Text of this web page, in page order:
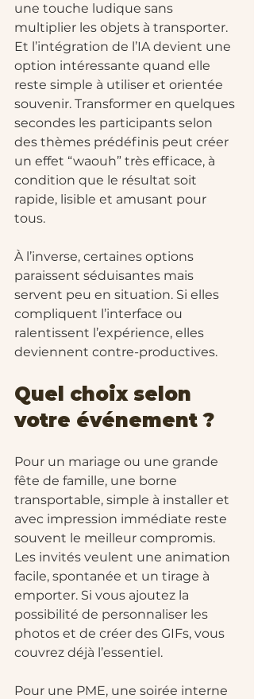
une touche ludique sans
multiplier les objets à transporter.
Et l’intégration de l’IA devient une
option intéressante quand elle
reste simple à utiliser et orientée
souvenir. Transformer en quelques
secondes les participants selon
des thèmes prédéfinis peut créer
un effet “waouh” très efficace, à
condition que le résultat soit
rapide, lisible et amusant pour
tous.
À l’inverse, certaines options
paraissent séduisantes mais
servent peu en situation. Si elles
compliquent l’interface ou
ralentissent l’expérience, elles
deviennent contre-productives.
Quel choix selon
votre événement ?
Pour un mariage ou une grande
fête de famille, une borne
transportable, simple à installer et
avec impression immédiate reste
souvent le meilleur compromis.
Les invités veulent une animation
facile, spontanée et un tirage à
emporter. Si vous ajoutez la
possibilité de personnaliser les
photos et de créer des GIFs, vous
couvrez déjà l’essentiel.
Pour une PME, une soirée interne